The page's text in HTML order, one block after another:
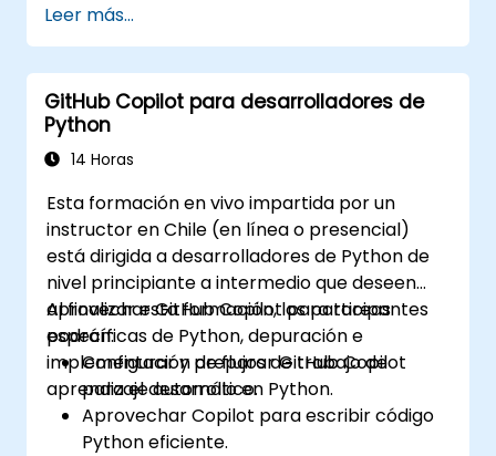
Leer más...
GitHub Copilot para desarrolladores de
Python
14 Horas
Esta formación en vivo impartida por un
instructor en Chile (en línea o presencial)
está dirigida a desarrolladores de Python de
nivel principiante a intermedio que deseen
aprovechar GitHub Copilot para tareas
específicas de Python, depuración e
implementación de flujos de trabajo de
aprendizaje automático.
Al finalizar esta formación, los participantes
podrán:
Configurar y preparar GitHub Copilot
para el desarrollo en Python.
Aprovechar Copilot para escribir código
Python eficiente.